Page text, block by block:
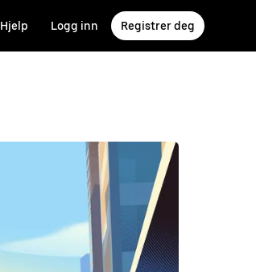
Hjelp Logg inn Registrer deg